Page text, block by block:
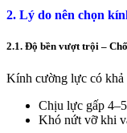
2. Lý do nên chọn
2.1. Độ bền vượt trội –
Kính cường lực có khả
Chịu lực gấp
Khó nứt vỡ khi